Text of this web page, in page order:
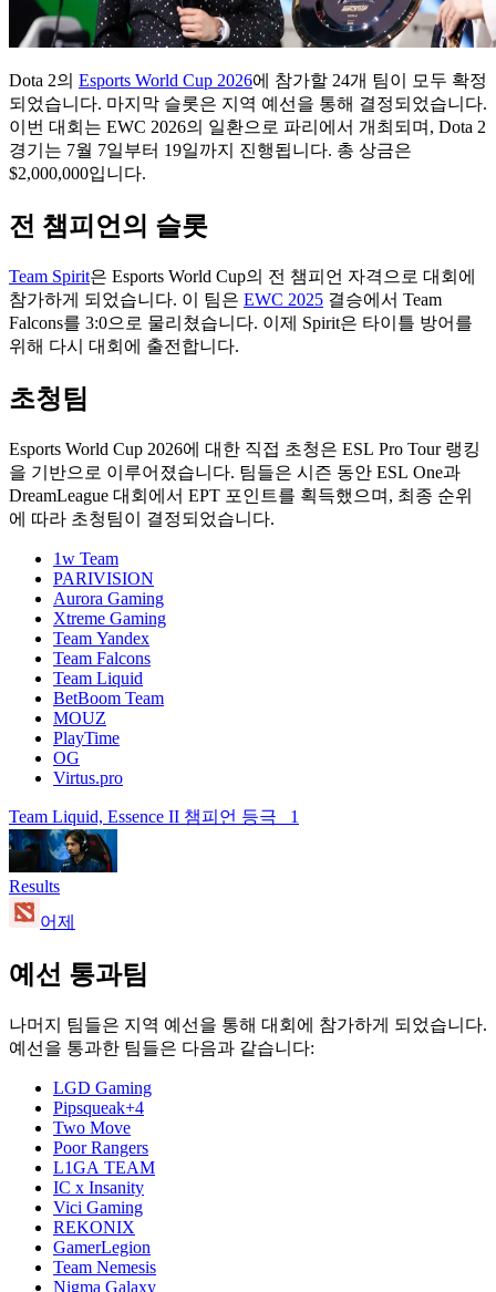
Dota 2의 Esports World Cup 2026에 참가할 24개 팀이 모두 확정
되었습니다. 마지막 슬롯은 지역 예선을 통해 결정되었습니다.
이번 대회는 EWC 2026의 일환으로 파리에서 개최되며, Dota 2
경기는 7월 7일부터 19일까지 진행됩니다. 총 상금은
$2,000,000입니다.
전 챔피언의 슬롯
Team Spirit은 Esports World Cup의 전 챔피언 자격으로 대회에
참가하게 되었습니다. 이 팀은 EWC 2025 결승에서 Team
Falcons를 3:0으로 물리쳤습니다. 이제 Spirit은 타이틀 방어를
위해 다시 대회에 출전합니다.
초청팀
Esports World Cup 2026에 대한 직접 초청은 ESL Pro Tour 랭킹
을 기반으로 이루어졌습니다. 팀들은 시즌 동안 ESL One과
DreamLeague 대회에서 EPT 포인트를 획득했으며, 최종 순위
에 따라 초청팀이 결정되었습니다.
1w Team
PARIVISION
Aurora Gaming
Xtreme Gaming
Team Yandex
Team Falcons
Team Liquid
BetBoom Team
MOUZ
PlayTime
OG
Virtus.pro
Team Liquid, Essence II 챔피언 등극 1
Results
어제
예선 통과팀
나머지 팀들은 지역 예선을 통해 대회에 참가하게 되었습니다.
예선을 통과한 팀들은 다음과 같습니다:
LGD Gaming
Pipsqueak+4
Two Move
Poor Rangers
L1GA TEAM
IC x Insanity
Vici Gaming
REKONIX
GamerLegion
Team Nemesis
Nigma Galaxy